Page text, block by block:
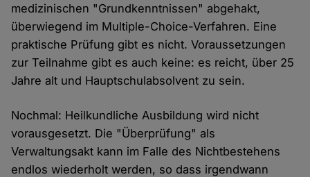
medizinischen "Grundkenntnissen" abgehakt,
überwiegend im Multiple-Choice-Verfahren. Eine
praktische Prüfung gibt es nicht. Voraussetzungen
zur Teilnahme gibt es auch keine: es reicht, über 25
Jahre alt und Hauptschulabsolvent zu sein.
Nochmal: Heilkundliche Ausbildung wird nicht
vorausgesetzt. Die "Überprüfung" als
Verwaltungsakt kann im Falle des Nichtbestehens
endlos wiederholt werden, so dass irgendwann